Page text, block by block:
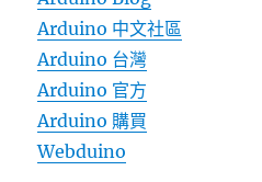
Arduino 中文社區
Arduino 台灣
Arduino 官方
Arduino 購買
Webduino